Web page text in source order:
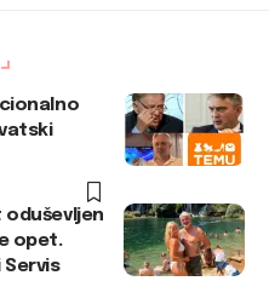
oduševljen
opet.
Servis